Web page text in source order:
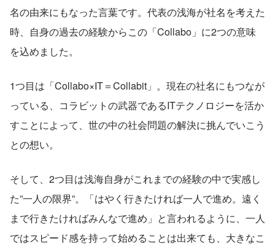
名の由来にもなった言葉です。代表の浅海が社名を考えた
時、自身の過去の経験からこの「Collabo」に2つの意味
を込めました。
1つ目は「Collabo×IT＝Collabit」。現在の社名にもつなが
っている、コラビットの武器であるITテクノロジーを活か
すことによって、世の中の社会問題の解決に挑んでいこう
との想い。
そして、2つ目は浅海自身がこれまでの経験の中で実感し
た”一人の限界”。「はやく行きたければ一人で進め。遠く
まで行きたければみんなで進め」と言われるように、一人
ではスピード感を持って始めることは出来ても、大きなこ